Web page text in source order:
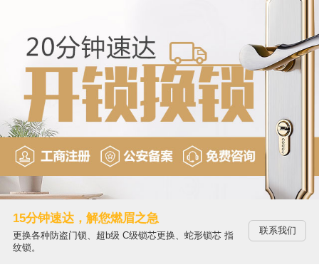
15分钟速达，解您燃眉之急
更换各种防盗门锁、超b级 C级锁芯更换、蛇形锁芯 指
纹锁。
联系我们